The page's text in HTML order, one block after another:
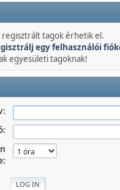
regisztrált tagok érhetik el.
egy felhasználói
egyesületi tagoknak!